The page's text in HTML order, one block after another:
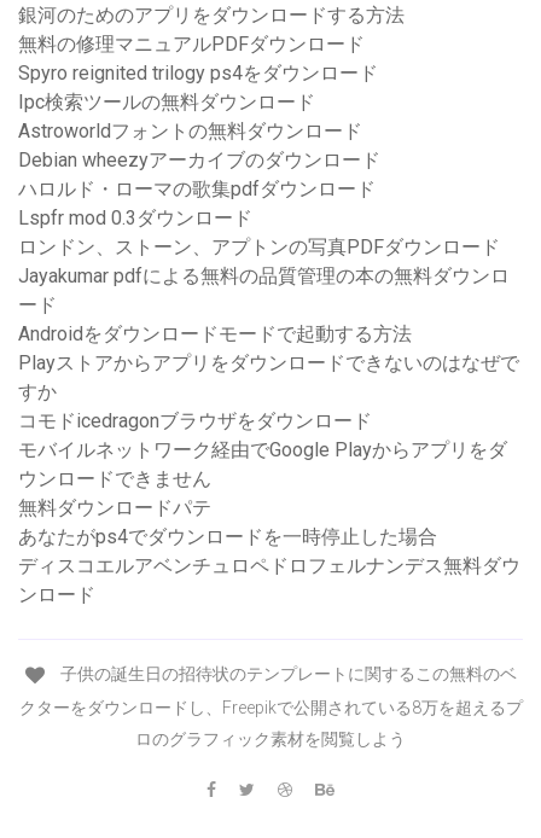
銀河のためのアプリをダウンロードする方法
無料の修理マニュアルPDFダウンロード
Spyro reignited trilogy ps4をダウンロード
Ipc検索ツールの無料ダウンロード
Astroworldフォントの無料ダウンロード
Debian wheezyアーカイブのダウンロード
ハロルド・ローマの歌集pdfダウンロード
Lspfr mod 0.3ダウンロード
ロンドン、ストーン、アプトンの写真PDFダウンロード
Jayakumar pdfによる無料の品質管理の本の無料ダウンロ
ード
Androidをダウンロードモードで起動する方法
Playストアからアプリをダウンロードできないのはなぜで
すか
コモドicedragonブラウザをダウンロード
モバイルネットワーク経由でGoogle Playからアプリをダ
ウンロードできません
無料ダウンロードパテ
あなたがps4でダウンロードを一時停止した場合
ディスコエルアベンチュロペドロフェルナンデス無料ダウ
ンロード
子供の誕生日の招待状のテンプレートに関するこの無料のベ
クターをダウンロードし、Freepikで公開されている8万を超えるプ
ロのグラフィック素材を閲覧しよう